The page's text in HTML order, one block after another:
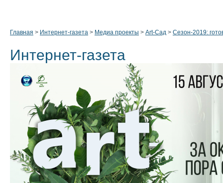
Главная > Интернет-газета > Медиа проекты > Art-Сад > Сезон-2019:
Интернет-газета